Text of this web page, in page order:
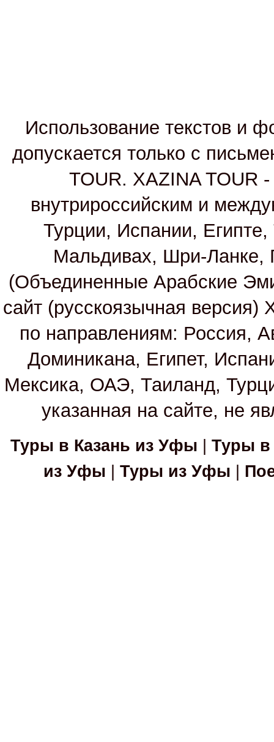
Использование текстов и
допускается только с
TOUR. XAZINA TOUR -
внутрироссийским и
Турции, Испании,
Мальдивах, Шри-Ланке,
(Объединенные Арабские
сайт (русскоязычная
по направлениям: Россия,
Доминикана, Египет,
Мексика, ОАЭ, Таиланд,
указанная на сайте, не
Туры в Казань из Уфы
Туры в
из Уфы
Туры из Уфы